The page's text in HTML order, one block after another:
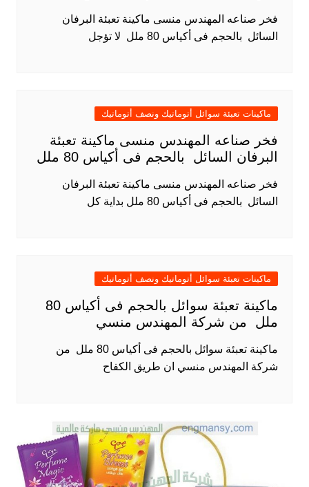
فخر صناعه المهندس منسى ماكينة تعبئة البرفان
السائل بالحجم فى أكياس 80 ملل لا تؤجل
ماكينات تعبئة سوائل أتوماتيك ونصف أتوماتيك
فخر صناعه المهندس منسى ماكينة تعبئة
البرفان السائل بالحجم فى أكياس 80 ملل
فخر صناعه المهندس منسى ماكينة تعبئة البرفان
السائل بالحجم فى أكياس 80 ملل بداية كل
ماكينات تعبئة سوائل أتوماتيك ونصف أتوماتيك
ماكينة تعبئة سوائل بالحجم فى أكياس 80
ملل من شركة المهندس منسي
ماكينة تعبئة سوائل بالحجم فى أكياس 80 ملل من
شركة المهندس منسي ان طريق الكفاح